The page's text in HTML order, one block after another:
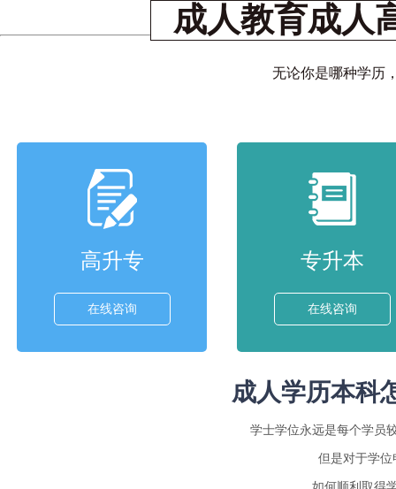
成人教育成人
无论你是哪种学历
高升专
在线咨询
专升本
在线咨询
成人学历本科
学士学位永远是每个学员
但是对于学